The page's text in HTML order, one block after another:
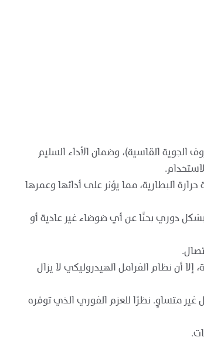
الجوية القاسية)، وضمان الأداء السليم
البطارية، مما يؤثر على أدائها وعمرها
بشكل دوري بحثًا عن أي ضوضاء غير عادية أو
أن نظام الفرامل الهيدروليكي لا يزال
متساوٍ. نظرًا للعزم الفوري الذي توفره